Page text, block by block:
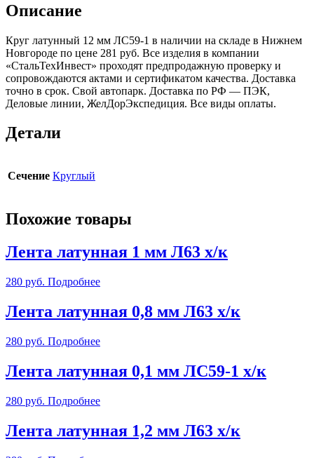
Описание
Круг латунный 12 мм ЛС59-1 в наличии на складе в Нижнем
Новгороде по цене 281 руб. Все изделия в компании
«СтальТехИнвест» проходят предпродажную проверку и
сопровождаются актами и сертификатом качества. Доставка
точно в срок. Свой автопарк. Доставка по РФ — ПЭК,
Деловые линии, ЖелДорЭкспедиция. Все виды оплаты.
Детали
Сечение Круглый
Похожие товары
Лента латунная 1 мм Л63 х/к
280 руб. Подробнее
Лента латунная 0,8 мм Л63 х/к
280 руб. Подробнее
Лента латунная 0,1 мм ЛС59-1 х/к
280 руб. Подробнее
Лента латунная 1,2 мм Л63 х/к